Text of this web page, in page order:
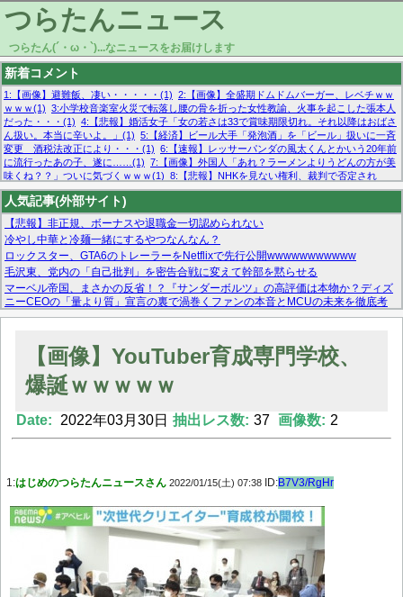
つらたんニュース
つらたん(´・ω・`)...なニュースをお届けします
新着コメント
1:【画像】避難飯、凄い・・・・・(1) 2:【画像】全盛期ドムドムバーガー、レベチｗｗ
ｗｗｗ(1) 3:小学校音楽室火災で転落し腰の骨を折った女性教諭、火事を起こした張本人
だった・・・(1) 4:【悲報】婚活女子「女の若さは33で賞味期限切れ。それ以降はおばさ
ん扱い。本当に辛いよ。」(1) 5:【経済】ビール大手「発泡酒」を「ビール」扱いに一斉
変更 酒税法改正により・・・(1) 6:【速報】レッサーパンダの風太くんとかいう20年前
に流行ったあの子、遂に……(1) 7:【画像】外国人「あれ？ラーメンよりうどんの方が美
味くね？？」ついに気づくｗｗｗ(1) 8:【悲報】NHKを見ない権利、裁判で否定され
る・・・(1) 9:欧州委員長「原発縮小は間違いでした」(1) 10:【悲報】日本企業の人手不
足、限界突破 52%「正社員も足りてません…」(1)
人気記事(外部サイト)
【悲報】非正規、ボーナスや退職金一切認められない
冷やし中華と冷麺一緒にするやつなんなん？
ロックスター、GTA6のトレーラーをNetflixで先行公開wwwwwwwwwww
毛沢東、党内の「自己批判」を密告合戦に変えて幹部を黙らせる
マーベル帝国、まさかの反省！？『サンダーボルツ』の高評価は本物か？ディズ
ニーCEOの「量より質」宣言の裏で渦巻くファンの本音とMCUの未来を徹底考
察！
【画像あり】FacebookとかTwitterで拾ったエロ画像貼ってくよ
【画像】YouTuber育成専門学校、
爆誕ｗｗｗｗｗ
Date: 2022年03月30日 抽出レス数: 37 画像数: 2
1:はじめのつらたんニュースさん 2022/01/15(土) 07:38 ID:B7V3/RgHr